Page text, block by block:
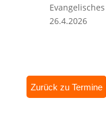
26.4.2026
Zurück zu Termine